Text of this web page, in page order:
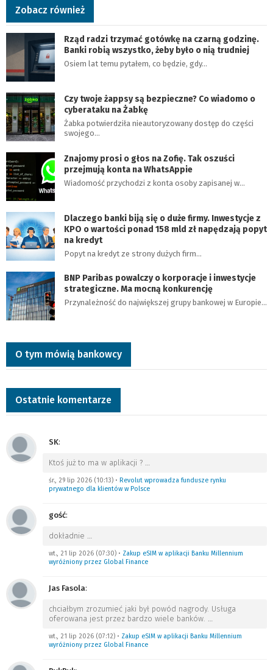
Zobacz również
Rząd radzi trzymać gotówkę na czarną godzinę.
Banki robią wszystko, żeby było o nią trudniej
Osiem lat temu pytałem, co będzie, gdy…
Czy twoje żappsy są bezpieczne? Co wiadomo o
cyberataku na Żabkę
Żabka potwierdziła nieautoryzowany dostęp do części
swojego…
Znajomy prosi o głos na Zofię. Tak oszuści
przejmują konta na WhatsAppie
Wiadomość przychodzi z konta osoby zapisanej w…
Dlaczego banki biją się o duże firmy. Inwestycje z
KPO o wartości ponad 158 mld zł napędzają popyt
na kredyt
Popyt na kredyt ze strony dużych firm…
BNP Paribas powalczy o korporacje i inwestycje
strategiczne. Ma mocną konkurencję
Przynależność do największej grupy bankowej w Europie…
O tym mówią bankowcy
Ostatnie komentarze
SK:
Ktoś już to ma w aplikacji ? …
śr., 29 lip 2026 (10:13) • Revolut wprowadza fundusze rynku
prywatnego dla klientów w Polsce
gość:
dokładnie …
wt., 21 lip 2026 (07:30) • Zakup eSIM w aplikacji Banku Millennium
wyróżniony przez Global Finance
Jas Fasola:
chciałbym zrozumieć jaki był powód nagrody. Usługa
oferowana jest przez bardzo wiele banków. …
wt., 21 lip 2026 (07:12) • Zakup eSIM w aplikacji Banku Millennium
wyróżniony przez Global Finance